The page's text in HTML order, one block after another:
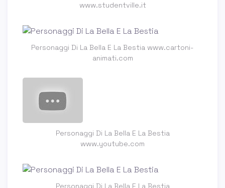
www.studentville.it
Personaggi Di La Bella E La Bestia www.cartoni-
animati.com
Personaggi Di La Bella E La Bestia
www.youtube.com
Personaggi Di La Bella E La Bestia